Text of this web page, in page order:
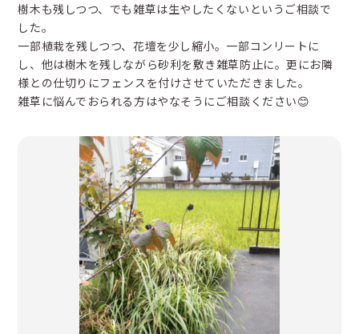
樹木も残しつつ、でも雑草は生やしたくないというご相談で
した。
一部植栽を残しつつ、花壇を少し縮小。一部コンリートに
し、他は樹木を残しながら砂利を敷き雑草防止に。更にお隣
様との仕切りにフェンスを付けさせていただきました。
雑草に悩んでおられる方はやなそうにご相談ください😊